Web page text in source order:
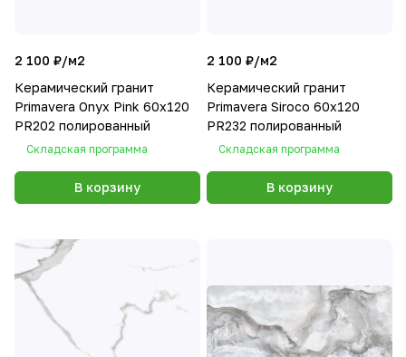
2 100 ₽/м2
Керамический гранит
Primavera Onyx Pink 60х120
PR202 полированный
Складская программа
В корзину
2 100 ₽/м2
Керамический гранит
Primavera Siroco 60x120
PR232 полированный
Складская программа
В корзину